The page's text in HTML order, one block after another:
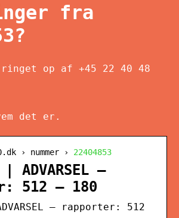
fra
op af +45 22 40 48
det er.
› nummer › 22404853
| ADVARSEL –
512 – 180
– rapporter: 512